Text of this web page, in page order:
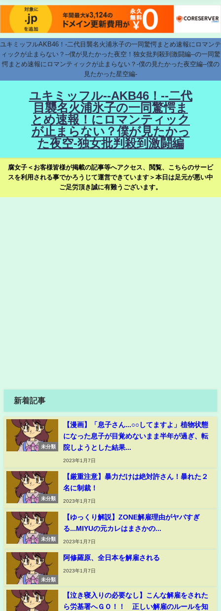
ユキミッフルAKB46！-二代目襲名火浦氷子の一同驚愕まとめ速報にロマンテ
ィックが止まらない？--僕が見たかった夜空！独女批判殺到激闘編--の一同驚
愕まとめ速報にロマンティックが止まらない？-僕の見たかった夜空編--僕の
見たかった星空編-
ユキミッフル--AKB46！--二代
目襲名火浦氷子の一同驚愕ま
とめ速報！にロマンティック
が止まらない？僕が見たかっ
た夜空-独女批判殺到激闘編
腐女子＜お客様皆様が掲載の記事等へアクセス、閲覧、こちらのサービ
スを利用される事でかろうじて運営できています＞本日は足元が悪い中
ご足労頂き誠に有難うございます。
新着記事
未分類
【漫画】「息子さん...○○してますよ」植物状態
になった息子が目覚めないまま半年が過ぎ、転
院しようとした結果...
2023年1月7日
未分類
【厳重注意】暴力だけは絶対許さん！暴れた２
名に制裁！
2023年1月7日
未分類
【ゆっくり解説】ZONE解雇理由がヤバすぎ
る...MIYUの元カレはまさかの...
2023年1月7日
未分類
阿修羅原、全日本を解雇される
2023年1月7日
【泣き寝入りの必要なし】こんな解雇をされた
ら労基署へＧＯ！！ 正しい解雇のルールを知